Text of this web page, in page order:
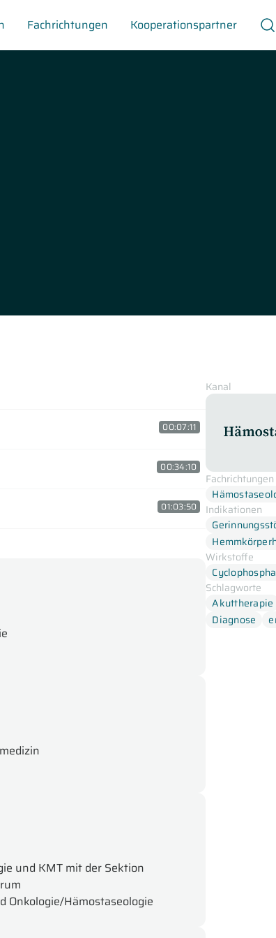
Fachrichtungen Kooperationspartner
00:07:11
00:34:10
01:03:50
und KMT mit der Sektion
Onkologie/Hämostaseologie
Fachrichtungen
Kanal
Indikationen
Wirkstoffe
Schlagworte
Akuttherapie
Diagnose